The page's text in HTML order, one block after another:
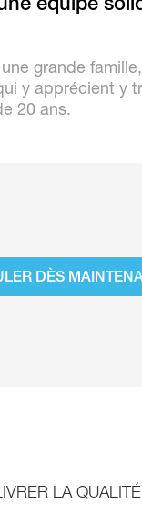
grande
y apprécient y
20 ans.
DÈS
LA